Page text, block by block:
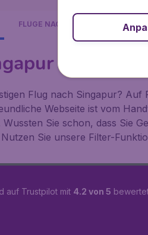
FLÜGE NACH
Flug nach Singapur?
Webseite ist vom
Wussten Sie schon, dass Sie
Sie unsere Filter-
auf Trustpilot mit 4.2 von 5